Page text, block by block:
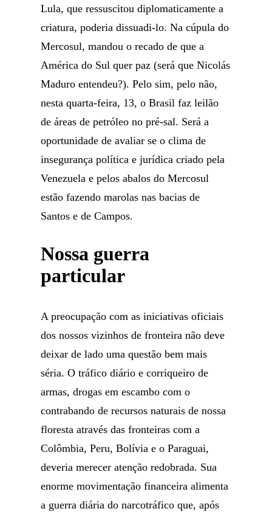
Lula, que ressuscitou diplomaticamente a
criatura, poderia dissuadi-lo. Na cúpula do
Mercosul, mandou o recado de que a
América do Sul quer paz (será que Nicolás
Maduro entendeu?). Pelo sim, pelo não,
nesta quarta-feira, 13, o Brasil faz leilão
de áreas de petróleo no pré-sal. Será a
oportunidade de avaliar se o clima de
insegurança política e jurídica criado pela
Venezuela e pelos abalos do Mercosul
estão fazendo marolas nas bacias de
Santos e de Campos.
Nossa guerra
particular
A preocupação com as iniciativas oficiais
dos nossos vizinhos de fronteira não deve
deixar de lado uma questão bem mais
séria. O tráfico diário e corriqueiro de
armas, drogas em escambo com o
contrabando de recursos naturais de nossa
floresta através das fronteiras com a
Colômbia, Peru, Bolívia e o Paraguai,
deveria merecer atenção redobrada. Sua
enorme movimentação financeira alimenta
a guerra diária do narcotráfico que, após